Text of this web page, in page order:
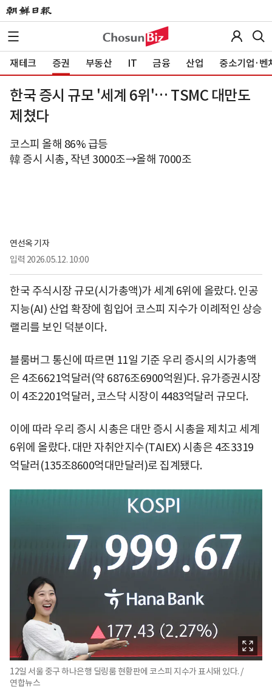
재테크 증권 부동산 IT 금융 산업 중소기업·벤
한국 증시 규모 '세계 6위'… TSMC 대만도
제쳤다
코스피 올해 86% 급등
韓 증시 시총, 작년 3000조→올해 7000조
연선옥 기자
입력 2026.05.12. 10:00
한국 주식시장 규모(시가총액)가 세계 6위에 올랐다. 인공
지능(AI) 산업 확장에 힘입어 코스피 지수가 이례적인 상승
랠리를 보인 덕분이다.
블룸버그 통신에 따르면 11일 기준 우리 증시의 시가총액
은 4조6621억달러(약 6876조6900억원)다. 유가증권시장
이 4조2201억달러, 코스닥 시장이 4483억달러 규모다.
이에 따라 우리 증시 시총은 대만 증시 시총을 제치고 세계
6위에 올랐다. 대만 자취안지수(TAIEX) 시총은 4조3319
억달러(135조8600억대만달러)로 집계됐다.
12일 서울 중구 하나은행 딜링룸 현황판에 코스피 지수가 표시돼 있다. /
연합뉴스